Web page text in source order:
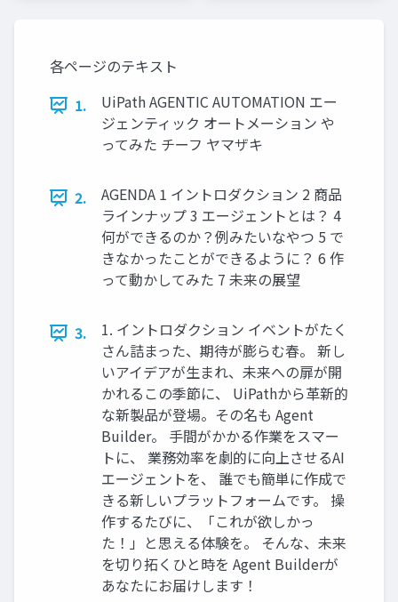
各ページのテキスト
1.
UiPath AGENTIC AUTOMATION エー
ジェンティック オートメーション や
ってみた チーフ ヤマザキ
2.
AGENDA 1 イントロダクション 2 商品
ラインナップ 3 エージェントとは？ 4
何ができるのか？例みたいなやつ 5 で
きなかったことができるように？ 6 作
って動かしてみた 7 未来の展望
3.
1. イントロダクション イベントがたく
さん詰まった、期待が膨らむ春。 新し
いアイデアが生まれ、未来への扉が開
かれるこの季節に、 UiPathから革新的
な新製品が登場。その名も Agent
Builder。 手間がかかる作業をスマー
トに、 業務効率を劇的に向上させるAI
エージェントを、 誰でも簡単に作成で
きる新しいプラットフォームです。 操
作するたびに、「これが欲しかっ
た！」と思える体験を。 そんな、未来
を切り拓くひと時を Agent Builderが
あなたにお届けします！